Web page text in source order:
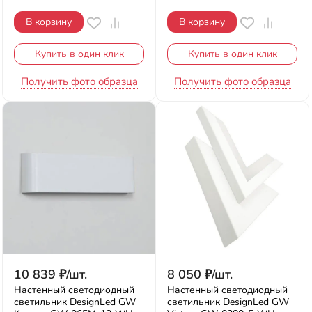
В корзину
Купить в один клик
Получить фото образца
В корзину
Купить в один клик
Получить фото образца
10 839 ₽/шт.
Настенный светодиодный
светильник DesignLed GW
8 050 ₽/шт.
Настенный светодиодный
светильник DesignLed GW